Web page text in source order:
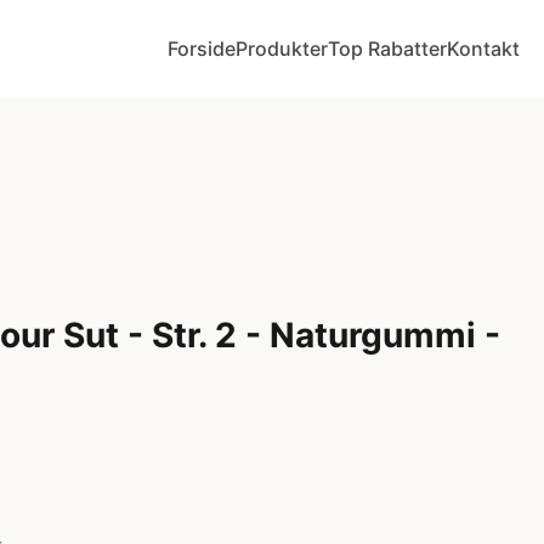
ForsideProdukterTop RabatterKontakt
Sut - Str. 2 - Naturgummi -